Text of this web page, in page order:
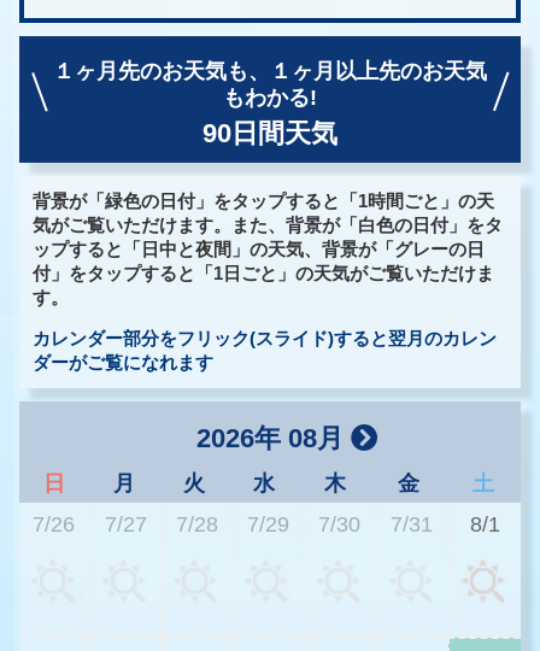
１ヶ月先のお天気も、
１ヶ月以上先のお天気
もわかる!
90日間天気
背景が「緑色の日付」をタップすると「1時間ごと」の天
気がご覧いただけます。また、背景が「白色の日付」をタ
ップすると「日中と夜間」の天気、背景が「グレーの日
付」をタップすると「1日ごと」の天気がご覧いただけま
す。
カレンダー部分をフリック(スライド)すると翌月のカレン
ダーがご覧になれます
2026年 08月
日 月 火 水 木 金
土
7/26
7/27 7/28 7/29 7/30 7/31 8/1